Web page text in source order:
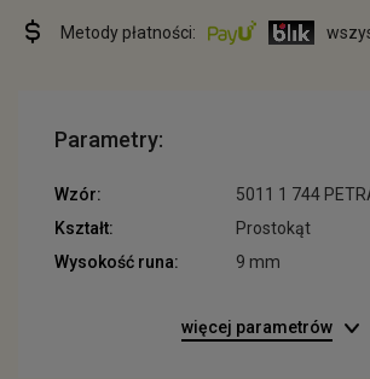
Metody płatności:
Parametry:
Wzór:
5011 1 744
Kształt:
Prostokąt
Wysokość runa:
9 mm
więcej parametrów